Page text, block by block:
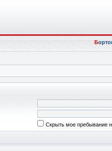
Б
Скрыть мое пребывание